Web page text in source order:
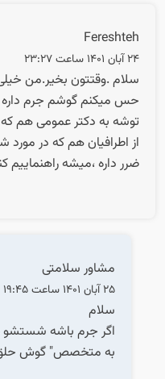
Fereshteh
24 آبان 1401 ساعت 23:27
سلام .وقتتون بخیر.من
حس میکنم گوشم جرم
توشه به دکتر عمومی هم
از اطرافیان هم که در
ضرر داره ،میشه راهنماییم
مشاور سلامتی
25 آبان 1401 ساعت 19:45
سلام
اگر جرم باشه شستشو
به متخصص" گوش حلق